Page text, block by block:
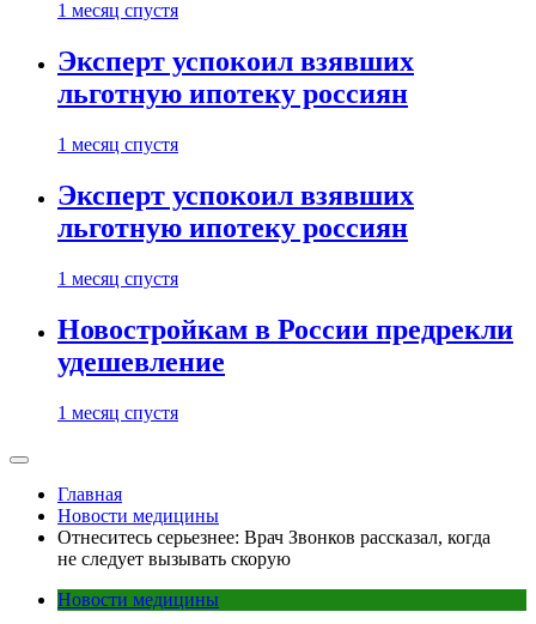
1 месяц спустя
Эксперт успокоил взявших
льготную ипотеку россиян
1 месяц спустя
Эксперт успокоил взявших
льготную ипотеку россиян
1 месяц спустя
Новостройкам в России предрекли
удешевление
1 месяц спустя
Главная
Новости медицины
Отнеситесь серьезнее: Врач Звонков рассказал, когда
не следует вызывать скорую
Новости медицины